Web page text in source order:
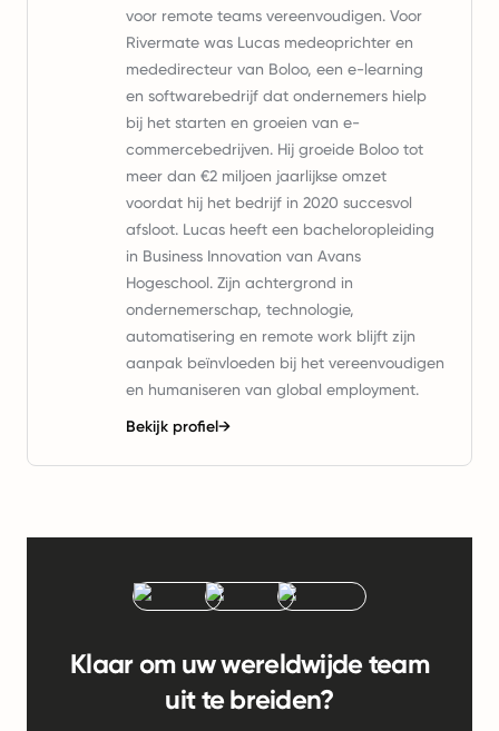
voor remote teams vereenvoudigen. Voor
Rivermate was Lucas medeoprichter en
mededirecteur van Boloo, een e-learning
en softwarebedrijf dat ondernemers hielp
bij het starten en groeien van e-
commercebedrijven. Hij groeide Boloo tot
meer dan €2 miljoen jaarlijkse omzet
voordat hij het bedrijf in 2020 succesvol
afsloot. Lucas heeft een bacheloropleiding
in Business Innovation van Avans
Hogeschool. Zijn achtergrond in
ondernemerschap, technologie,
automatisering en remote work blijft zijn
aanpak beïnvloeden bij het vereenvoudigen
en humaniseren van global employment.
Bekijk profiel→
Klaar om uw wereldwijde team
uit te breiden?